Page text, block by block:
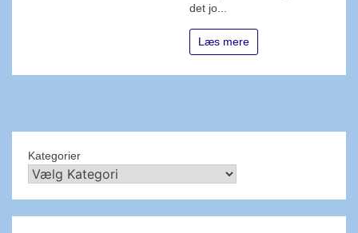
det jo...
Læs mere
Kategorier